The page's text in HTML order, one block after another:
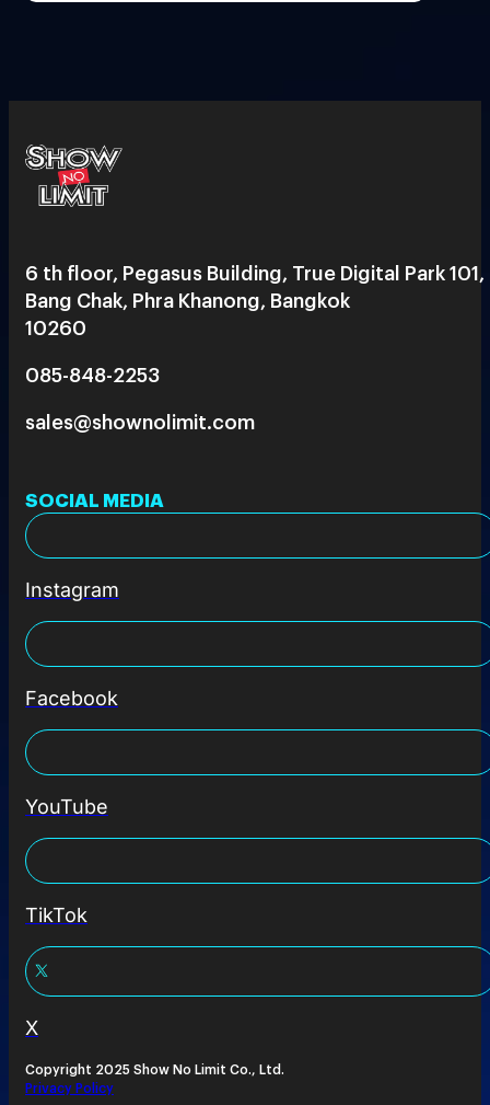
6 th floor, Pegasus Building, True Digital Park 101,
Bang Chak, Phra Khanong, Bangkok
10260
085-848-2253
sales@shownolimit.com
SOCIAL MEDIA
Instagram
Facebook
YouTube
TikTok
X
Copyright 2025 Show No Limit Co., Ltd.
Privacy Policy